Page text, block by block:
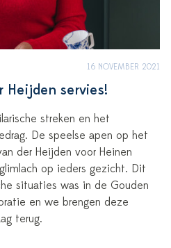
16 NOVEMBER 2021
Heijden servies!
streken en het
De speelse apen op het
der Heijden voor Heinen
op ieders gezicht. Dit
situaties was in de Gouden
en we brengen deze
terug.